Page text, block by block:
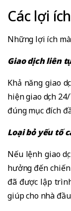
Các lợi
Những lợi ích mà
Giao dịch liên
Khả năng giao
hiện giao dịch
đúng mục đích
Loại bỏ yếu tố
Nếu lệnh giao
hưởng đến
đã được lập
giúp cho nhà